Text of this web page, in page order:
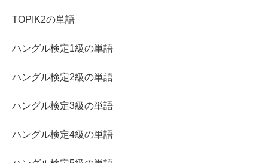
TOPIK2の単語
ハングル検定1級の単語
ハングル検定2級の単語
ハングル検定3級の単語
ハングル検定4級の単語